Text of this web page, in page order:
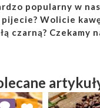
popularny w
Wolicie
czarną? Czekamy
ulubionych